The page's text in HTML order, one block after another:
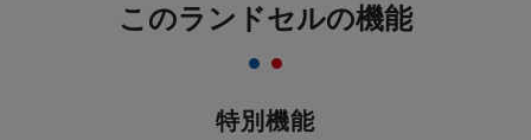
このランドセルの機能
特別機能